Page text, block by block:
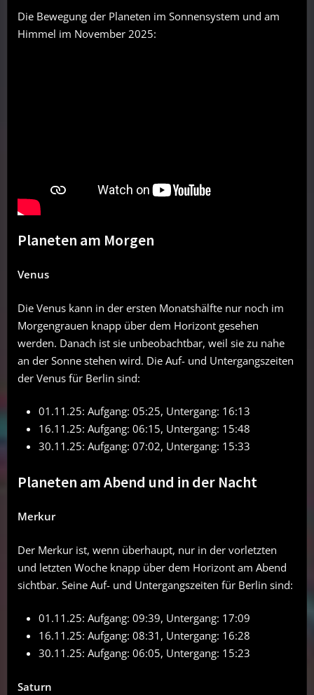
Die Bewegung der Planeten im Sonnensystem und am
Himmel im November 2025:
Planeten am Morgen
Venus
Die Venus kann in der ersten Monatshälfte nur noch im
Morgengrauen knapp über dem Horizont gesehen
werden. Danach ist sie unbeobachtbar, weil sie zu nahe
an der Sonne stehen wird. Die Auf- und Untergangszeiten
der Venus für Berlin sind:
01.11.25: Aufgang: 05:25, Untergang: 16:13
16.11.25: Aufgang: 06:15, Untergang: 15:48
30.11.25: Aufgang: 07:02, Untergang: 15:33
Planeten am Abend und in der Nacht
Merkur
Der Merkur ist, wenn überhaupt, nur in der vorletzten
und letzten Woche knapp über dem Horizont am Abend
sichtbar. Seine Auf- und Untergangszeiten für Berlin sind:
01.11.25: Aufgang: 09:39, Untergang: 17:09
16.11.25: Aufgang: 08:31, Untergang: 16:28
30.11.25: Aufgang: 06:05, Untergang: 15:23
Saturn